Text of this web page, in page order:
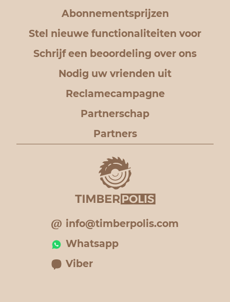
Abonnementsprijzen
Stel nieuwe functionaliteiten voor
Schrijf een beoordeling over ons
Nodig uw vrienden uit
Reclamecampagne
Partnerschap
Partners
info@timberpolis.com
Whatsapp
Viber